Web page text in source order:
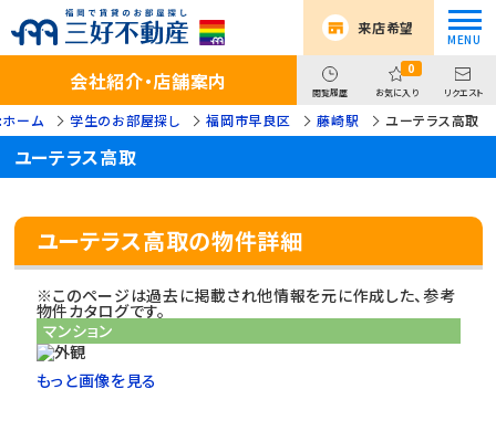
来店希望
会社紹介・店舗案内 閲覧履歴
0
お気に入り リクエスト
ーム 学生のお部屋探し 福岡市早良区 藤崎駅 ユーテラス高取
ユーテラス高取
ユーテラス高取の物件詳細
※このページは過去に掲載され他情報を元に作成した、参考
物件カタログです。
マンション
もっと画像を見る